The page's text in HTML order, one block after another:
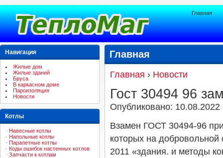
Главная
Навигация
Жилые дом
Жилые зданий
Бруса
В каркасном доме
Пароизоляция
Новости
Котлы
· Навесные котлы
· Напольные котлы
· Парапетные котлы
· Коды ошибок настенных котлов
· Запчасти к котлам
Главная
Главная › Новости
Гост 30494 96
Опубликовано: 10.08.2022
Взамен ГОСТ 30494-96
которых на
2011 «здания. и методы